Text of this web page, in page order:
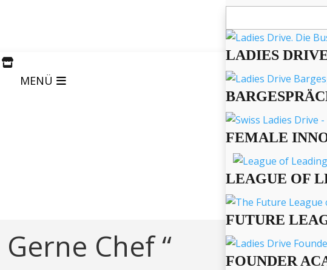

MENÜ
nach:
LADIES
FEMALE
LEAGUE OF
FUTURE
FOUNDER
Chef “